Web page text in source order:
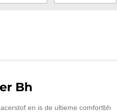
Bh
en is de ultieme comfortbh